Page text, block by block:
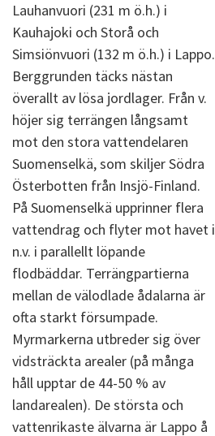
Lauhanvuori (231 m ö.h.) i
Kauhajoki och Storå och
Simsiönvuori (132 m ö.h.) i Lappo.
Berggrunden täcks nästan
överallt av lösa jordlager. Från v.
höjer sig terrängen långsamt
mot den stora vattendelaren
Suomenselkä, som skiljer Södra
Österbotten från Insjö-Finland.
På Suomenselkä upprinner flera
vattendrag och flyter mot havet i
n.v. i parallellt löpande
flodbäddar. Terrängpartierna
mellan de välodlade ådalarna är
ofta starkt försumpade.
Myrmarkerna utbreder sig över
vidsträckta arealer (på många
håll upptar de 44-50 % av
landarealen). De största och
vattenrikaste älvarna är Lappo å